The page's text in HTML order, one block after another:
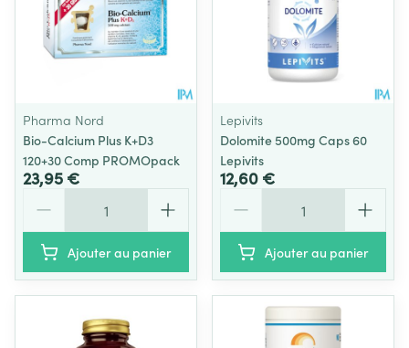
Pharma Nord
Bio-Calcium Plus K+D3
120+30 Comp PROMOpack
23,95 €
Ajouter au panier
Lepivits
Dolomite 500mg Caps 60
Lepivits
12,60 €
Ajouter au panier